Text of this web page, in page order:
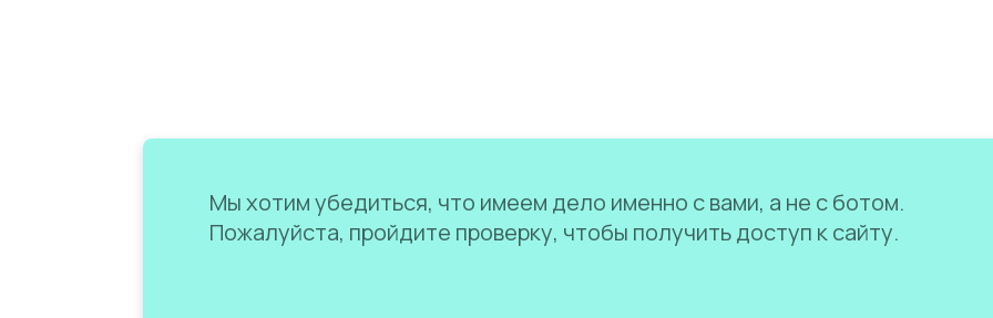
Мы хотим убедиться, что имеем дело именно с вами, а не с ботом.
Пожалуйста, пройдите проверку, чтобы получить доступ к сайту.